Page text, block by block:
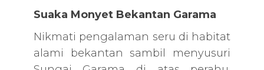
Suaka Monyet Bekantan Garama
Nikmati pengalaman seru di habitat
alami bekantan sambil menyusuri